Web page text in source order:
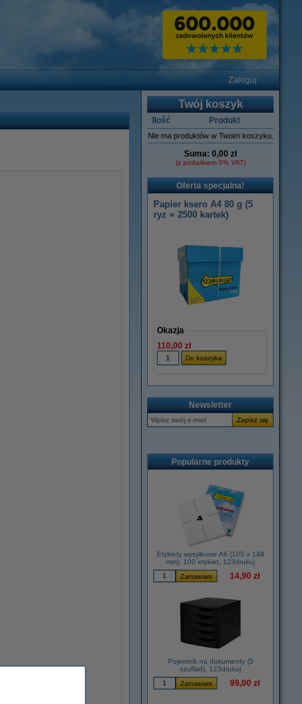
Zaloguj
Twój koszyk
Ilość Produkt
Nie ma produktów w Twoim koszyku.
Suma: 0,00 zł
(z podatkiem 0% VAT)
Oferta specjalna!
Papier ksero A4 80 g (5
ryz = 2500 kartek)
Okazja
110,00 zł
Newsletter
Popularne produkty
Etykiety wysyłkowe A6 (105 x 148
mm), 100 etykiet, 123drukuj
14,90 zł
Pojemnik na dokumenty (5
szuflad), 123drukuj
99,00 zł